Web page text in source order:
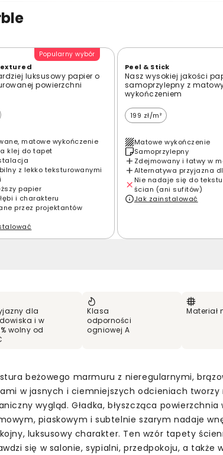
Popularny wybór
luksusowy papier o
powierzchni
matowe wykończenie
klej do tapet
z lekko teksturowanymi
papier
i charakteru
przez projektantów
Peel & Stick
Nasz wysokiej jakości
samoprzylepny z
wykończeniem
199 zł/m²
Matowe wykończenie
Samoprzylepny
Zdejmowany i łatwy w
Alternatywa przyjazna
Nie nadaje się do
ścian (ani sufitów)
Jak zainstalować
dla
i w
wolny od
Klasa
odporności
ogniowej A
Materiał
beżowego marmuru z nieregularnymi,
w jasnych i ciemniejszych odcieniach tworzy
wygląd. Gładka, błyszcząca powierzchnia
piaskowym i subtelnie szarym nadaje
luksusowy charakter. Ten wzór tapety
się w salonie, sypialni, przedpokoju, a także